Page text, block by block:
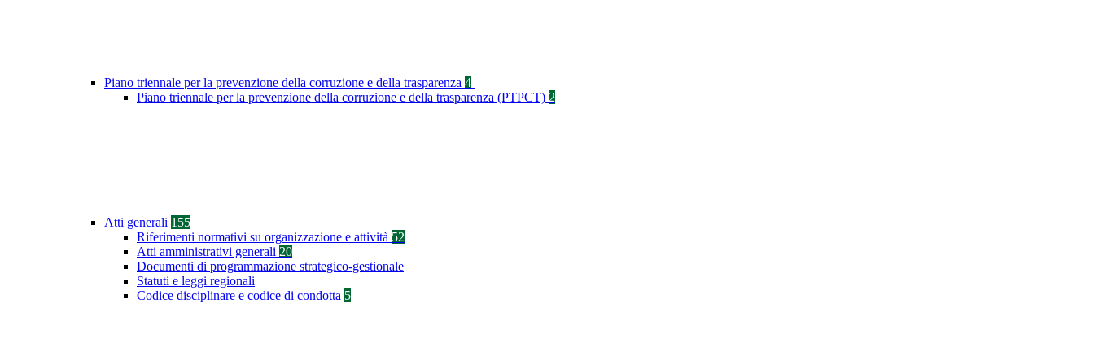
Piano triennale per la prevenzione della corruzione e della trasparenza 4
Piano triennale per la prevenzione della corruzione e della trasparenza (PTPCT) 2
Atti generali 155
Riferimenti normativi su organizzazione e attività 52
Atti amministrativi generali 20
Documenti di programmazione strategico-gestionale
Statuti e leggi regionali
Codice disciplinare e codice di condotta 5